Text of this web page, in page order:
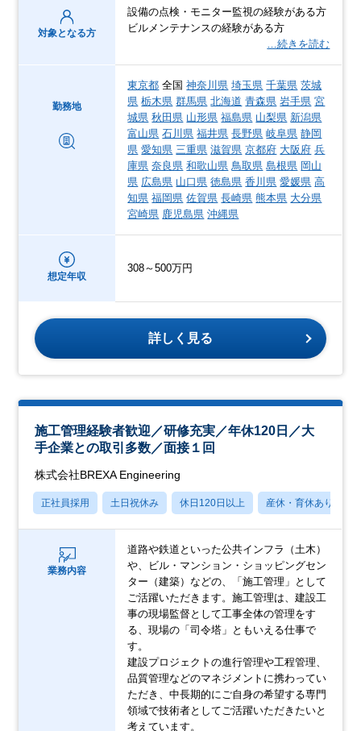
対象となる方
設備の点検・モニター監視の経験がある方
ビルメンテナンスの経験がある方
…続きを読む
勤務地
東京都 全国神奈川県 埼玉県 千葉県 茨城
県 栃木県 群馬県 北海道 青森県 岩手県 宮
城県 秋田県 山形県 福島県 山梨県 新潟県
富山県 石川県 福井県 長野県 岐阜県 静岡
県 愛知県 三重県 滋賀県 京都府 大阪府 兵
庫県 奈良県 和歌山県 鳥取県 島根県 岡山
県 広島県 山口県 徳島県 香川県 愛媛県 高
知県 福岡県 佐賀県 長崎県 熊本県 大分県
宮崎県 鹿児島県 沖縄県
想定年収
308～500万円
詳しく見る
施工管理経験者歓迎／研修充実／年休120日／大
手企業との取引多数／面接１回
株式会社BREXA Engineering
正社員採用 土日祝休み 休日120日以上 産休・育休あり
業務内容
道路や鉄道といった公共インフラ（土木）
や、ビル・マンション・ショッピングセン
ター（建築）などの、「施工管理」として
ご活躍いただきます。施工管理は、建設工
事の現場監督として工事全体の管理をす
る、現場の「司令塔」ともいえる仕事で
す。
建設プロジェクトの進行管理や工程管理、
品質管理などのマネジメントに携わってい
ただき、中長期的にご自身の希望する専門
領域で技術者としてご活躍いただきたいと
考えています。